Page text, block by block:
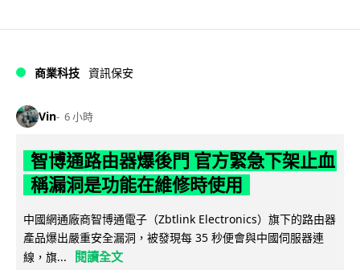
商業科技 資訊保安
Vin 6 小時
智博通路由器爆後門 官方緊急下架止血
稱漏洞是功能在維修時使用
中國網通廠商智博通電子（Zbtlink Electronics）旗下的路由器
產品爆出嚴重安全漏洞，被發現每 35 秒便會與中國伺服器連
線，旗...
閱讀全文